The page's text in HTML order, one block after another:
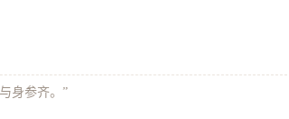
身参齐。”